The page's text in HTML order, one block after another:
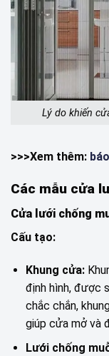
Lý do khiến
>>>Xem thêm:
Các mẫu cửa
Cửa lưới chống
Cấu tạo:
Khung cửa:
định hình, được
chắc chắn,
giúp cửa mở và
Lưới chống